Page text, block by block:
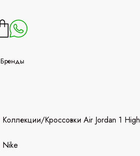
Бренды
Коллекции/Кроссовки Air Jordan 1 High
Nike